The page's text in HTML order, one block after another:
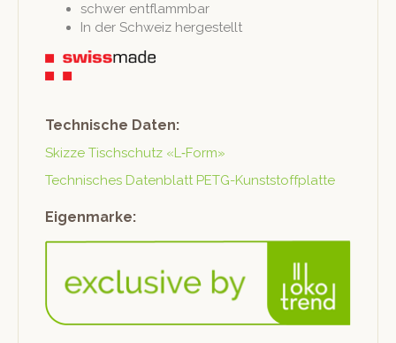
schw­er entflammbar
In der Schweiz hergestellt
Technische Daten:
Skizze Tis­chschutz «L‑Form»
Tech­nis­ches Daten­blatt PETG-Kunststoffplatte
Eigenmarke: